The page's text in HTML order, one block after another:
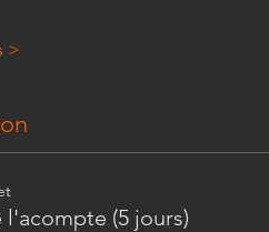
>
l'acompte (5 jours)